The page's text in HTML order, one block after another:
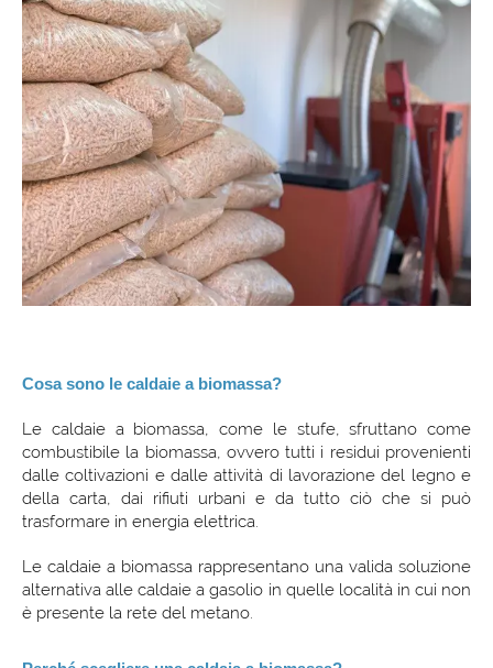
Cosa sono le caldaie a biomassa?
Le caldaie a biomassa, come le stufe, sfruttano come
combustibile la biomassa, ovvero tutti i residui provenienti
dalle coltivazioni e dalle attività di lavorazione del legno e
della carta, dai rifiuti urbani e da tutto ciò che si può
trasformare in energia elettrica.
Le caldaie a biomassa rappresentano una valida soluzione
alternativa alle caldaie a gasolio in quelle località in cui non
è presente la rete del metano.